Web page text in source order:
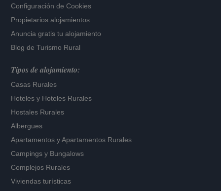
Configuración de Cookies
Propietarios alojamientos
Anuncia gratis tu alojamiento
Blog de Turismo Rural
Tipos de alojamiento:
Casas Rurales
Hoteles y Hoteles Rurales
Hostales Rurales
Albergues
Apartamentos yApartamentos Rurales
Campings y Bungalows
Complejos Rurales
Viviendas turísticas